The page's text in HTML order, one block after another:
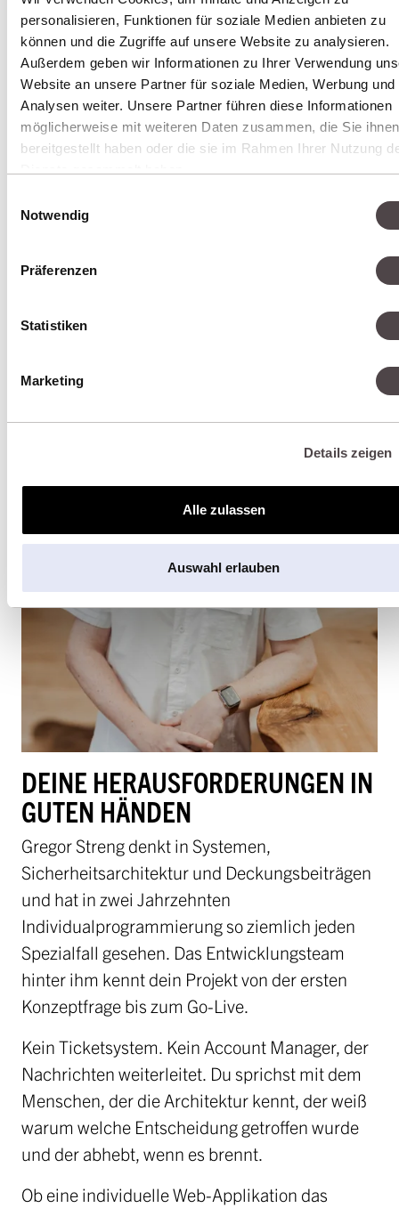
personalisieren, Funktionen für soziale Medien anbieten zu
können und die Zugriffe auf unsere Website zu analysieren.
Außerdem geben wir Informationen zu Ihrer Verwendung
Website an unsere Partner für soziale Medien, Werbung und
Analysen weiter. Unsere Partner führen diese Informationen
möglicherweise mit weiteren Daten zusammen, die Sie ihnen
bereitgestellt haben oder die sie im Rahmen Ihrer Nutzung
Notwendig
Präferenzen
Statistiken
Marketing
Details zeigen
Alle zulassen
Auswahl erlauben
BAUEN & BEGLEITEN
Sauberer Code, transparente
Entwicklung, definierte Meilensteine.
Und nach dem Go-Live ein Partner, der
DEINE HERAUSFORDERUNGEN IN
GUTEN HÄNDEN
Gregor Streng denkt in Systemen,
Sicherheitsarchitektur und Deckungsbeiträgen
und hat in zwei Jahrzehnten
Individualprogrammierung so ziemlich jeden
Spezialfall gesehen. Das Entwicklungsteam
hinter ihm kennt dein Projekt von der ersten
Konzeptfrage bis zum Go-Live.
Kein Ticketsystem. Kein Account Manager, der
Nachrichten weiterleitet. Du sprichst mit dem
Menschen, der die Architektur kennt, der weiß
warum welche Entscheidung getroffen wurde
und der abhebt, wenn es brennt.
Ob eine individuelle Web-Applikation das